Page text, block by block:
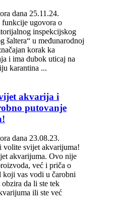
dana 25.11.24.
funkcije ugovora o
inspekcijskog
šaltera“ u međunarodnoj
korak ka
i ima dubok uticaj na
karantina ...
akvarija i
putovanje
dana 23.08.23.
svijet akvarijuma!
akvarijuma. Ovo nije
već i priča o
koji vas vodi u čarobni
da li ste tek
ili ste već